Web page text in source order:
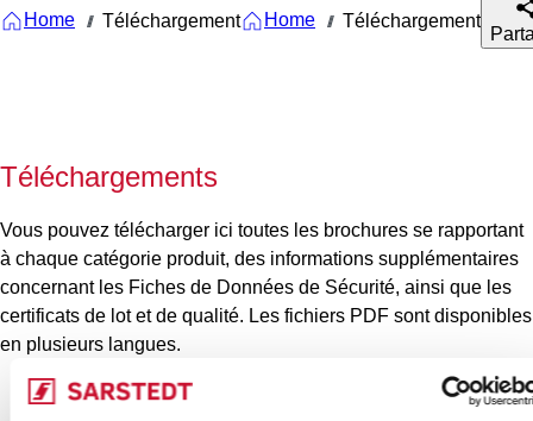
Home /// Téléchargement Home /// Téléchargement
Téléchargements
Vous pouvez télécharger ici toutes les brochures se rapportant
à chaque catégorie produit, des informations supplémentaires
concernant les Fiches de Données de Sécurité, ainsi que les
certificats de lot et de qualité. Les fichiers PDF sont disponibles
en plusieurs langues.